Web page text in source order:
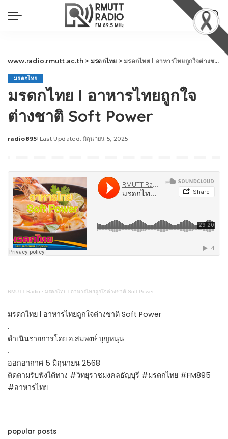
www.radio.rmutt.ac.th > มรดกไทย >มรดกไทย l อาหารไทยถูกใจต่างชาติ Soft Power
มรดกไทย
มรดกไทย l อาหารไทยถูกใจ
ต่างชาติ Soft Power
Posted
radio895 Last Updated: มิถุนายน 5, 2025
RMUTT Radio · มรดกไทย l อาหารไทยถูกใจต่างชาติ Soft Power
มรดกไทย l อาหารไทยถูกใจต่างชาติ Soft Power
.
ดำเนินรายการโดย อ.สมพงษ์ บุญหนุน
.
ออกอากาศ 5 มิถุนายน 2568
ติดตามรับฟังได้ทาง #วิทยุราชมงคลธัญบุรี #มรดกไทย #FM895
#อาหารไทย
popular posts